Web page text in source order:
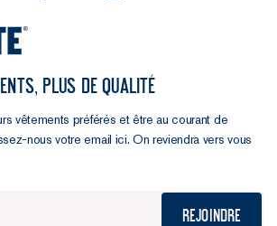
PLUS DE QUALITÉ
vêtements préférés et être au courant de
nous votre email ici. On reviendra vers vous
Rejoindre